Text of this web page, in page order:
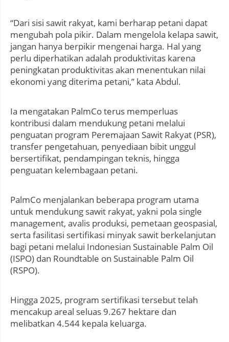
“Dari sisi sawit rakyat, kami berharap petani dapat
mengubah pola pikir. Dalam mengelola kelapa sawit,
jangan hanya berpikir mengenai harga. Hal yang
perlu diperhatikan adalah produktivitas karena
peningkatan produktivitas akan menentukan nilai
ekonomi yang diterima petani,” kata Abdul.
Ia mengatakan PalmCo terus memperluas
kontribusi dalam mendukung petani melalui
penguatan program Peremajaan Sawit Rakyat (PSR),
transfer pengetahuan, penyediaan bibit unggul
bersertifikat, pendampingan teknis, hingga
penguatan kelembagaan petani.
PalmCo menjalankan beberapa program utama
untuk mendukung sawit rakyat, yakni pola single
management, avalis produksi, pemetaan geospasial,
serta fasilitasi sertifikasi minyak sawit berkelanjutan
bagi petani melalui Indonesian Sustainable Palm Oil
(ISPO) dan Roundtable on Sustainable Palm Oil
(RSPO).
Hingga 2025, program sertifikasi tersebut telah
mencakup areal seluas 9.267 hektare dan
melibatkan 4.544 kepala keluarga.